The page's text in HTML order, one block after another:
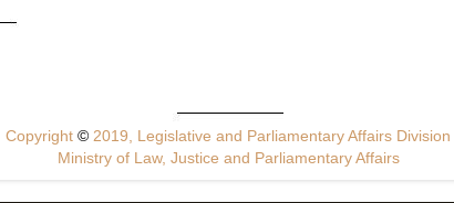
Copyright© 2019, Legislative and Parliamentary Affairs Division
Ministry of Law, Justice and Parliamentary Affairs